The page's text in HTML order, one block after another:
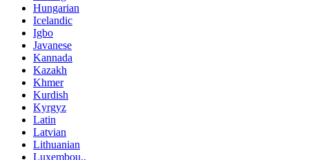
Hungarian
Icelandic
Igbo
Javanese
Kannada
Kazakh
Khmer
Kurdish
Kyrgyz
Latin
Latvian
Lithuanian
Luxembou..